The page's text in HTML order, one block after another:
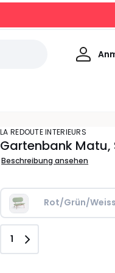
LA REDOUTE INTERIEURS
Gartenbank
Beschreibung ansehen
Rot/Grün/Weiss
Anzahl
1